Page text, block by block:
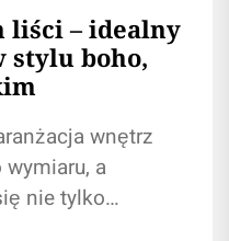
liści – idealny
stylu boho,
wnętrz
wymiaru, a
nie tylko